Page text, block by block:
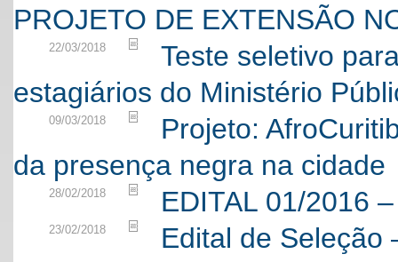
PROJETO DE EXTENSÃO
22/03/2018
Teste seletivo
estagiários do Ministério
09/03/2018
Projeto:
da presença negra na cidade
28/02/2018 EDITAL 01/2016
23/02/2018
Edital de Seleção